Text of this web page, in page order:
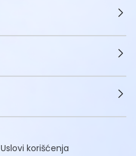
Uslovi korišćenja